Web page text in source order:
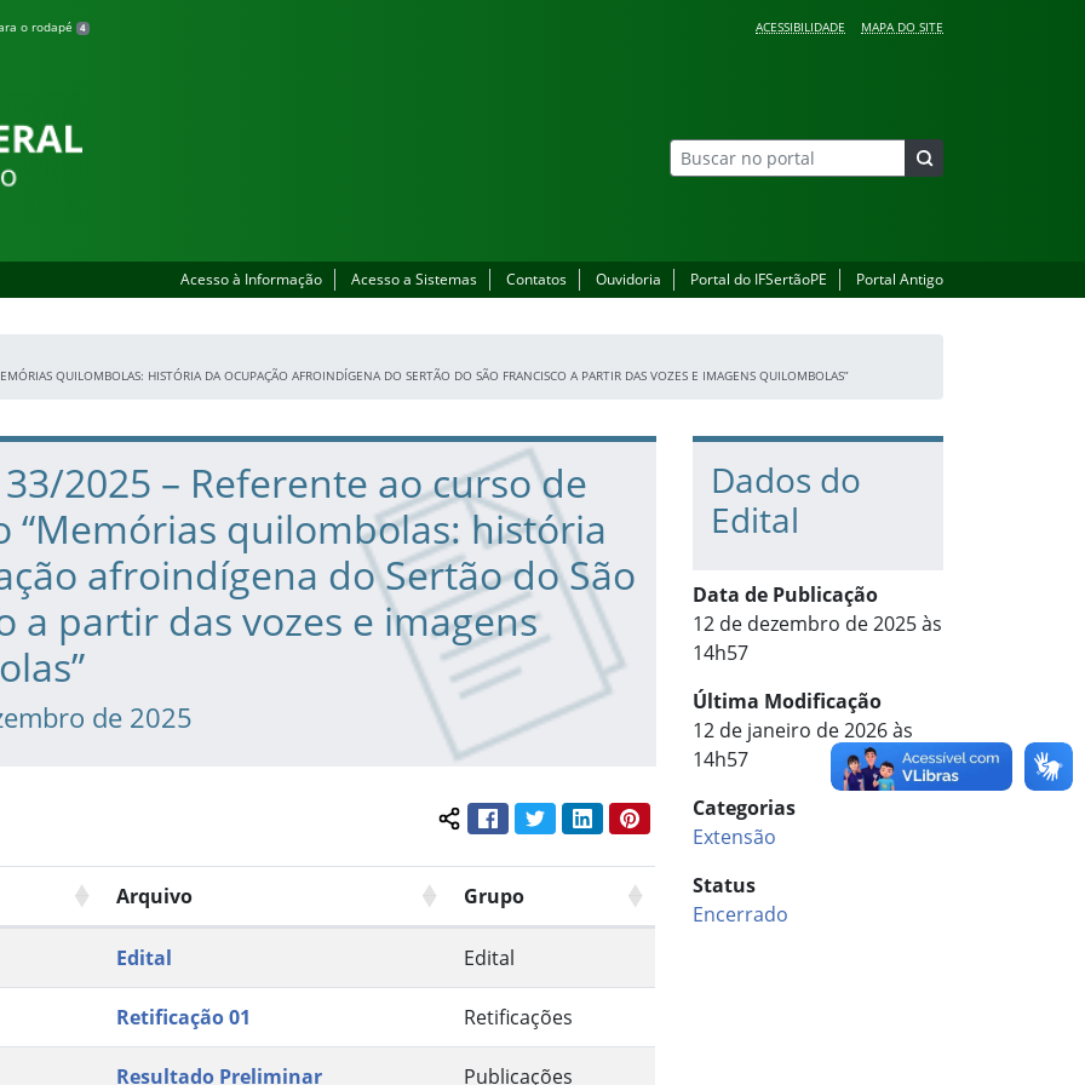
o rodapé 4 ACESSIBILIDADE MAPA DO SITE
Acesso à Informação Acesso a Sistemas Contatos Ouvidoria Portal do IFSertãoPE Portal Antigo
QUILOMBOLAS: HISTÓRIA DA OCUPAÇÃO AFROINDÍGENA DO SERTÃO DO SÃO FRANCISCO A PARTIR DAS VOZES E IMAGENS QUILOMBOLAS”
33/2025 – Referente ao curso de
“Memórias quilombolas: história
afroindígena do Sertão do São
a partir das vozes e imagens
de 2025
Compartilhar conteúdo:
FacebookTwitterLinkedInPinterest
Arquivo Grupo
Edital Edital
Retificação 01 Retificações
Resultado Preliminar Publicações
Dados do
Edital
Data de Publicação
12 de dezembro de 2025 às
14h57
Última Modificação
12 de janeiro de 2026 às
14h57
Categorias
Extensão
Status
Encerrado